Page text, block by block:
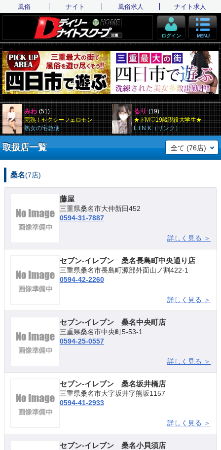
風俗 ナイト 風俗求人 ナイト求人
ログイン MENU
みわ (51)
完熟！セクシーフェロモン
熟女の宅急便
るり (19)
★ドM♡19歳現役大学生★
L.I.N.K（リンク）
取扱店一覧 全て (76店)
桑名(7店)
藤屋
三重県桑名市大仲新田452
0594-31-7887
詳しく見る ＞
セブン-イレブン 桑名長島町中央通り店
三重県桑名市長島町源部外面山ノ割422-1
0594-42-2260
詳しく見る ＞
セブン-イレブン 桑名中央町店
三重県桑名市中央町5-53-1
0594-25-0557
詳しく見る ＞
セブン-イレブン 桑名坂井橋店
三重県桑名市大字坂井字熊坂1157
0594-41-2933
詳しく見る ＞
セブン-イレブン 桑名小貝須店